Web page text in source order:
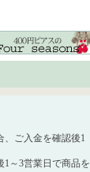
、ご入金を確認後1
～3営業日で商品を